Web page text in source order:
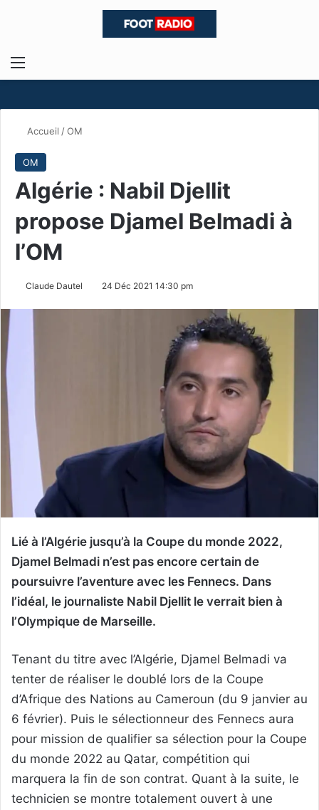
Menu
Accueil /OM
OM
Algérie : Nabil Djellit
propose Djamel Belmadi à
l’OM
Claude Dautel 24 Déc 2021 14:30 pm
Lié à l’Algérie jusqu’à la Coupe du monde 2022,
Djamel Belmadi n’est pas encore certain de
poursuivre l’aventure avec les Fennecs. Dans
l’idéal, le journaliste Nabil Djellit le verrait bien à
l’Olympique de Marseille.
Tenant du titre avec l’Algérie, Djamel Belmadi va
tenter de réaliser le doublé lors de la Coupe
d’Afrique des Nations au Cameroun (du 9 janvier au
6 février). Puis le sélectionneur des Fennecs aura
pour mission de qualifier sa sélection pour la Coupe
du monde 2022 au Qatar, compétition qui
marquera la fin de son contrat. Quant à la suite, le
technicien se montre totalement ouvert à une